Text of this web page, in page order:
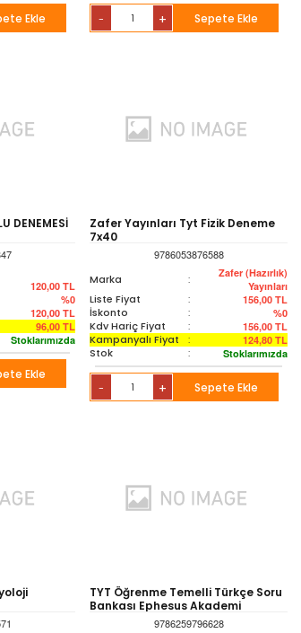
Ekle - + Sepete Ekle
DENEMESİ
120,00 TL
%0
120,00 TL
96,00 TL
Stoklarımızda
Ekle
Zafer Yayınları Tyt Fizik Deneme
7x40
9786053876588
Marka
:
Zafer (Hazırlık)
Yayınları
Liste Fiyat : 156,00 TL
İskonto : %0
Kdv Hariç Fiyat : 156,00 TL
Kampanyalı Fiyat : 124,80 TL
Stok : Stoklarımızda
- + Sepete Ekle
TYT Öğrenme Temelli Türkçe Soru
Bankası Ephesus Akademi
9786259796628